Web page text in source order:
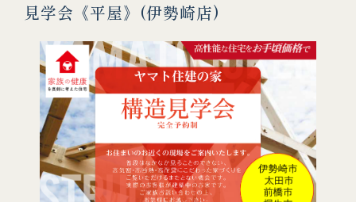
見学会《平屋》(伊勢崎店)